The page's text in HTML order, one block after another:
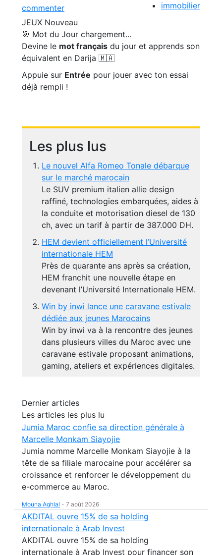
commenter
immobilier
JEUX Nouveau
🎯 Mot du Jour chargement...
Devine le mot français du jour et apprends son
équivalent en Darija 🇲🇦
Appuie sur Entrée pour jouer avec ton essai
déjà rempli !
Les plus lus
Le nouvel Alfa Romeo Tonale débarque
sur le marché marocain
Le SUV premium italien allie design
raffiné, technologies embarquées, aides à
la conduite et motorisation diesel de 130
ch, avec un tarif à partir de 387.000 DH.
HEM devient officiellement l’Université
internationale HEM
Près de quarante ans après sa création,
HEM franchit une nouvelle étape en
devenant l’Université Internationale HEM.
Win by inwi lance une caravane estivale
dédiée aux jeunes Marocains
Win by inwi va à la rencontre des jeunes
dans plusieurs villes du Maroc avec une
caravane estivale proposant animations,
gaming, ateliers et expériences digitales.
Dernier articles
Les articles les plus lu
Jumia Maroc confie sa direction générale à
Marcelle Monkam Siayojie
Jumia nomme Marcelle Monkam Siayojie à la
tête de sa filiale marocaine pour accélérer sa
croissance et renforcer le développement du
e-commerce au Maroc.
Mouna Aghlal - 7 août 2026
AKDITAL ouvre 15% de sa holding
internationale à Arab Invest
AKDITAL ouvre 15% de sa holding
internationale à Arab Invest pour financer son